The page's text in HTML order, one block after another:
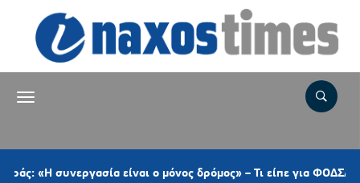
είναι ο μόνος δρόμος» – Τι είπε για ΦΟΔΣΑ, ΠΕΔ, το